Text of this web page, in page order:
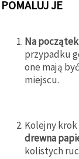
POMALUJ JE
Na
przypadku
one mają
miejscu.
Kolejny
drewna
kolistych